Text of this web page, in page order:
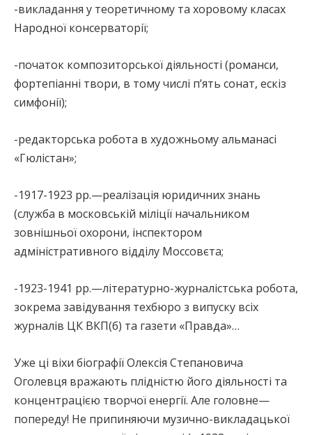
-викладання у теоретичному та хоровому класах
Народної консерваторії;
-початок композиторської діяльності (романси,
фортепіанні твори, в тому числі п’ять сонат, ескіз
симфонії);
-редакторська робота в художньому альманасі
«Гюлістан»;
-1917-1923 рр.—реалізація юридичних знань
(служба в московській міліції начальником
зовнішньої охорони, інспектором
адміністративного відділу Моссовєта;
-1923-1941 рр.—літературно-журналістська робота,
зокрема завідування техбюро з випуску всіх
журналів ЦК ВКП(б) та газети «Правда»…
Уже ці віхи біографії Олексія Степановича
Оголевця вражають плідністю його діяльності та
концентрацією творчої енергії. Але головне—
попереду! Не припиняючи музично-викладацької